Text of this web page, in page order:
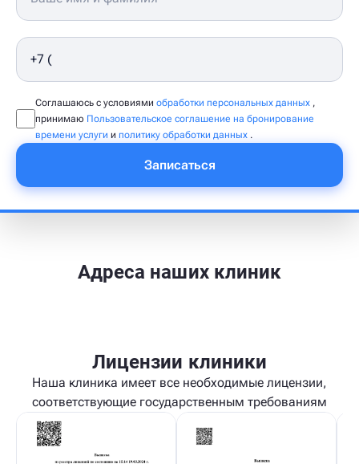
Соглашаюсь с условиями обработки персональных данных ,
принимаю Пользовательское соглашение на бронирование
времени услуги и политику обработки данных .
Записаться
Адреса наших клиник
Лицензии клиники
Наша клиника имеет все необходимые лицензии,
соответствующие государственным требованиям